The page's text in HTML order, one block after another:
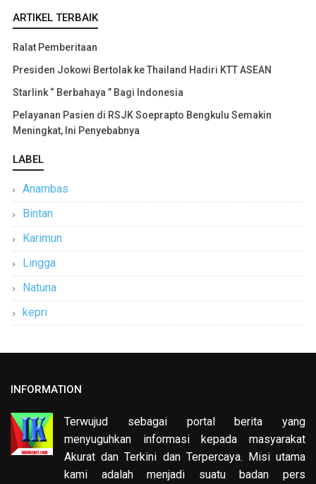
ARTIKEL TERBAIK
Ralat Pemberitaan
Presiden Jokowi Bertolak ke Thailand Hadiri KTT ASEAN
Starlink “ Berbahaya ” Bagi Indonesia
Pelayanan Pasien di RSJK Soeprapto Bengkulu Semakin
Meningkat, Ini Penyebabnya
LABEL
Anambas
Bintan
Karimun
Lingga
Natuna
kepri
INFORMATION
Terwujud sebagai portal berita yang
menyuguhkan informasi kepada masyarakat
Akurat dan Terkini dan Terpercaya. Misi utama
kami adalah menjadi suatu badan pers